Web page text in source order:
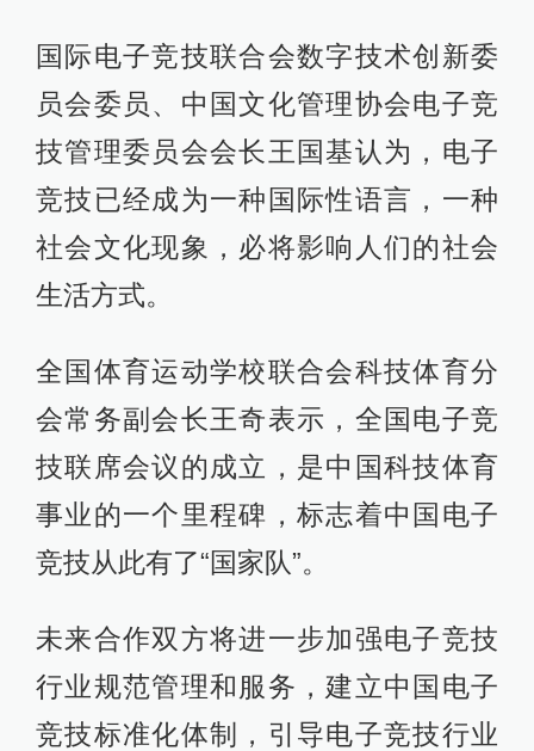
国际电子竞技联合会数字技术创新委
员会委员、中国文化管理协会电子竞
技管理委员会会长王国基认为，电子
竞技已经成为一种国际性语言，一种
社会文化现象，必将影响人们的社会
生活方式。
全国体育运动学校联合会科技体育分
会常务副会长王奇表示，全国电子竞
技联席会议的成立，是中国科技体育
事业的一个里程碑，标志着中国电子
竞技从此有了“国家队”。
未来合作双方将进一步加强电子竞技
行业规范管理和服务，建立中国电子
竞技标准化体制，引导电子竞技行业